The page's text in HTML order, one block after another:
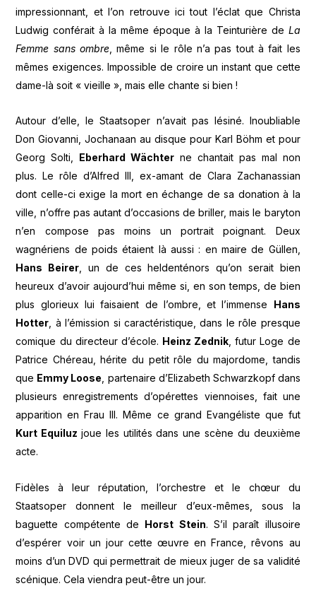
impressionnant, et l’on retrouve ici tout l’éclat que Christa
Ludwig conférait à la même époque à la Teinturière de La
Femme sans ombre , même si le rôle n’a pas tout à fait les
mêmes exigences. Impossible de croire un instant que cette
dame-là soit « vieille », mais elle chante si bien !
Autour d’elle, le Staatsoper n’avait pas lésiné. Inoubliable
Don Giovanni, Jochanaan au disque pour Karl Böhm et pour
Georg Solti,
Eberhard Wächter ne chantait pas mal non
plus. Le rôle d’Alfred Ill, ex-amant de Clara Zachanassian
dont celle-ci exige la mort en échange de sa donation à la
ville, n’offre pas autant d’occasions de briller, mais le baryton
n’en compose pas moins un portrait poignant. Deux
wagnériens de poids étaient là aussi : en maire de Güllen,
Hans Beirer, un de ces heldenténors qu’on serait bien
heureux d’avoir aujourd’hui même si, en son temps, de bien
plus glorieux lui faisaient de l’ombre, et l’immense
Hans
Hotter, à l’émission si caractéristique, dans le rôle presque
comique du directeur d’école. Heinz Zednik, futur Loge de
Patrice Chéreau, hérite du petit rôle du majordome, tandis
que Emmy Loose, partenaire d’Elizabeth Schwarzkopf dans
plusieurs enregistrements d’opérettes viennoises, fait une
apparition en Frau Ill. Même ce grand Evangéliste que fut
Kurt Equiluz joue les utilités dans une scène du deuxième
acte.
Fidèles à leur réputation, l’orchestre et le chœur du
Staatsoper donnent le meilleur d’eux-mêmes, sous la
baguette compétente de Horst Stein. S’il paraît illusoire
d’espérer voir un jour cette œuvre en France, rêvons au
moins d’un DVD qui permettrait de mieux juger de sa validité
scénique. Cela viendra peut-être un jour.